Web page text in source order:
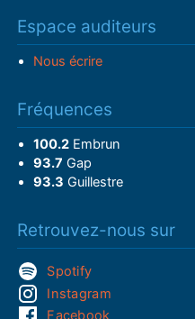
Espace auditeurs
Nous écrire
Fréquences
100.2Embrun
93.7 Gap
93.3 Guillestre
Retrouvez-nous sur
Spotify
Instagram